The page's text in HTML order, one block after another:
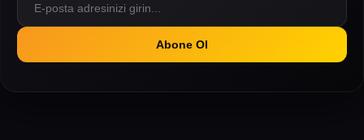
Abone Ol